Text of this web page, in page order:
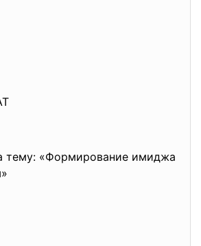
имиджа